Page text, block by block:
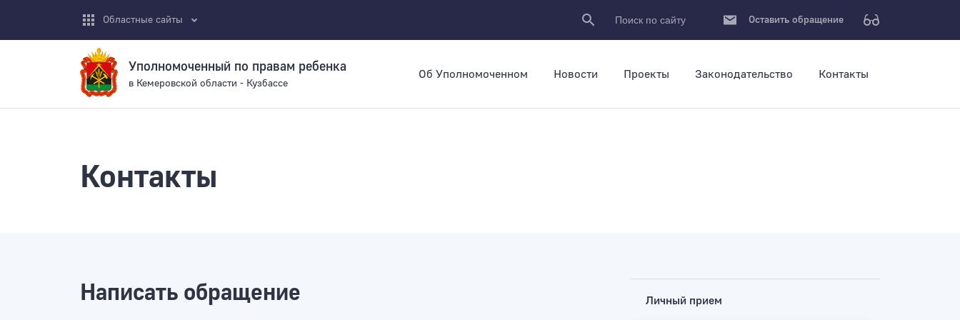
Областные сайты Поиск по сайту Оставить обращение
Уполномоченный по правам ребенка
в Кемеровской области - Кузбассе
Об Уполномоченном Новости Проекты Законодательство Контакты
Контакты
Написать обращение Личный прием